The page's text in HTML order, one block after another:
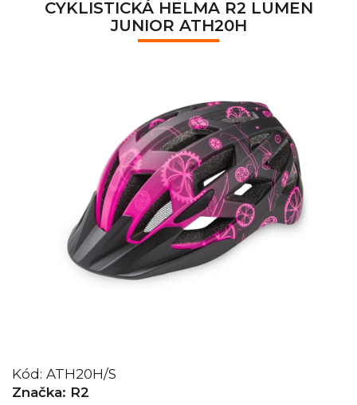
CYKLISTICKÁ HELMA R2 LUMEN
JUNIOR ATH20H
Kód: ATH20H/S
Značka: R2